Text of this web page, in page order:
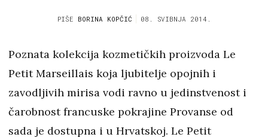
PIŠE BORINA KOPČIĆ 08. SVIBNJA 2014.
Poznata kolekcija kozmetičkih proizvoda Le
Petit Marseillais koja ljubitelje opojnih i
zavodljivih mirisa vodi ravno u jedinstvenost i
čarobnost francuske pokrajine Provanse od
sada je dostupna i u Hrvatskoj. Le Petit